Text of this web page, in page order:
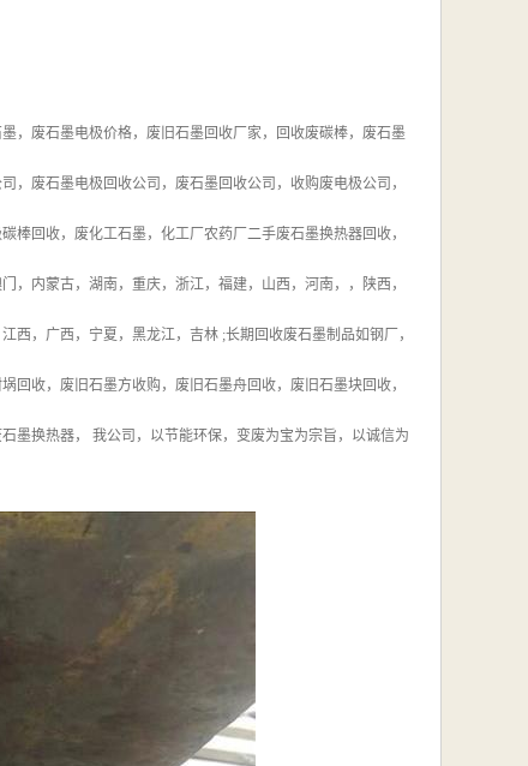
，废石墨电极价格，废旧石墨回收厂家，回收废碳棒，废石墨
废石墨电极回收公司，废石墨回收公司，收购废电极公司，
回收，废化工石墨，化工厂农药厂二手废石墨换热器回收，
内蒙古，湖南，重庆，浙江，福建，山西，河南，，陕西，
，广西，宁夏，黑龙江，吉林 ;长期回收废石墨制品如钢厂，
收，废旧石墨方收购，废旧石墨舟回收，废旧石墨块回收，
墨换热器， 我公司，以节能环保，变废为宝为宗旨，以诚信为